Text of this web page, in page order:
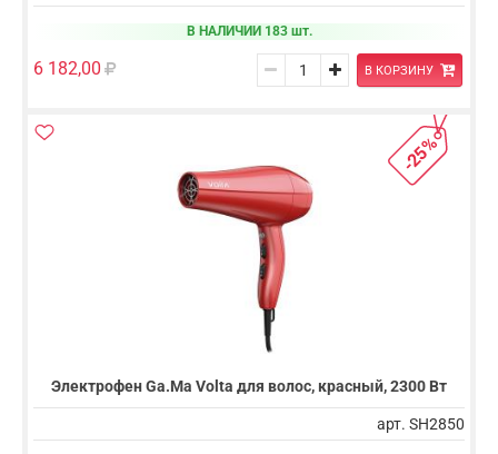
В НАЛИЧИИ 183 шт.
6 182,00 В КОРЗИНУ
-25%
Электрофен Ga.Ma Volta для волос, красный, 2300 Вт
арт. SH2850